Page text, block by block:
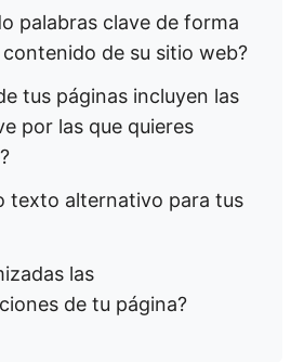
palabras clave de forma
de su sitio web?
tus páginas incluyen las
por las que quieres
texto alternativo para tus
las
de tu página?